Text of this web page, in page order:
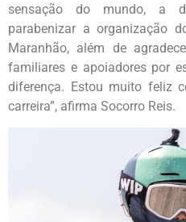
sensação do mundo, a
parabenizar a organização
Maranhão, além de
familiares e apoiadores por
diferença. Estou muito feliz
carreira”, afirma Socorro Reis.